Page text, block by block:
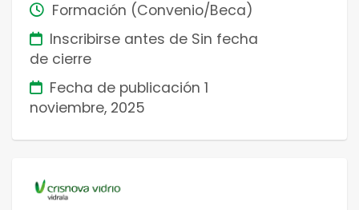
Formación (Convenio/Beca)
Inscribirse antes de Sin fecha
de cierre
Fecha de publicación1
noviembre, 2025